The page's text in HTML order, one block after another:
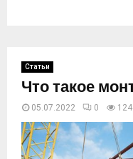
Статьи
Что такое
05.07.2022 0